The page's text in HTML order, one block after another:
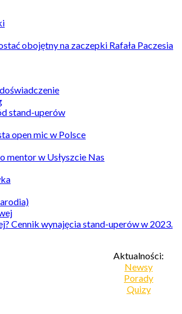
obojętny na zaczepki Rafała Paczesia
stand-uperów
open mic w Polsce
mentor w Usłyszcie Nas
Cennik wynajęcia stand-uperów w 2023.
Aktualności:
Newsy
Porady
Quizy